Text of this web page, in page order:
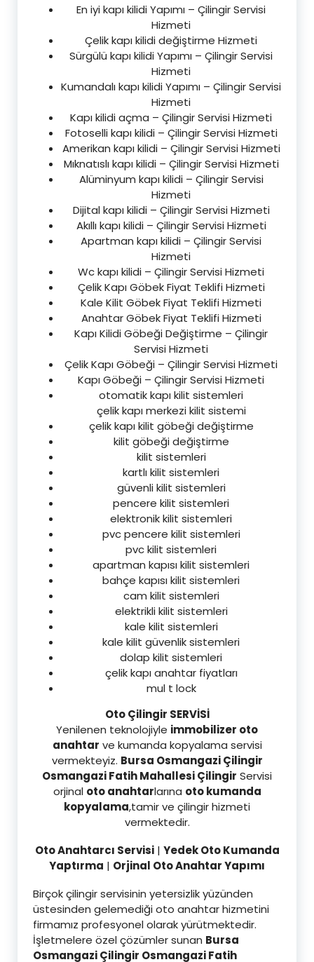
En iyi kapı kilidi Yapımı – Çilingir Servisi
Hizmeti
Çelik kapı kilidi değiştirme Hizmeti
Sürgülü kapı kilidi Yapımı – Çilingir Servisi
Hizmeti
Kumandalı kapı kilidi Yapımı – Çilingir Servisi
Hizmeti
Kapı kilidi açma – Çilingir Servisi Hizmeti
Fotoselli kapı kilidi – Çilingir Servisi Hizmeti
Amerikan kapı kilidi – Çilingir Servisi Hizmeti
Mıknatıslı kapı kilidi – Çilingir Servisi Hizmeti
Alüminyum kapı kilidi – Çilingir Servisi
Hizmeti
Dijital kapı kilidi – Çilingir Servisi Hizmeti
Akıllı kapı kilidi – Çilingir Servisi Hizmeti
Apartman kapı kilidi – Çilingir Servisi
Hizmeti
Wc kapı kilidi – Çilingir Servisi Hizmeti
Çelik Kapı Göbek Fiyat Teklifi Hizmeti
Kale Kilit Göbek Fiyat Teklifi Hizmeti
Anahtar Göbek Fiyat Teklifi Hizmeti
Kapı Kilidi Göbeği Değiştirme – Çilingir
Servisi Hizmeti
Çelik Kapı Göbeği – Çilingir Servisi Hizmeti
Kapı Göbeği – Çilingir Servisi Hizmeti
otomatik kapı kilit sistemleri
çelik kapı merkezi kilit sistemi
çelik kapı kilit göbeği değiştirme
kilit göbeği değiştirme
kilit sistemleri
kartlı kilit sistemleri
güvenli kilit sistemleri
pencere kilit sistemleri
elektronik kilit sistemleri
pvc pencere kilit sistemleri
pvc kilit sistemleri
apartman kapısı kilit sistemleri
bahçe kapısı kilit sistemleri
cam kilit sistemleri
elektrikli kilit sistemleri
kale kilit sistemleri
kale kilit güvenlik sistemleri
dolap kilit sistemleri
çelik kapı anahtar fiyatları
mul t lock
Oto Çilingir SERVİSİ
Yenilenen teknolojiyle immobilizer oto
anahtar ve kumanda kopyalama servisi
vermekteyiz. Bursa Osmangazi Çilingir
Osmangazi Fatih Mahallesi Çilingir Servisi
orjinal oto anahtarlarına oto kumanda
kopyalama,tamir ve çilingir hizmeti
vermektedir.
Oto Anahtarcı Servisi| Yedek Oto Kumanda
Yaptırma | Orjinal Oto Anahtar Yapımı
Birçok çilingir servisinin yetersizlik yüzünden
üstesinden gelemediği oto anahtar hizmetini
firmamız profesyonel olarak yürütmektedir.
İşletmelere özel çözümler sunan Bursa
Osmangazi Çilingir Osmangazi Fatih